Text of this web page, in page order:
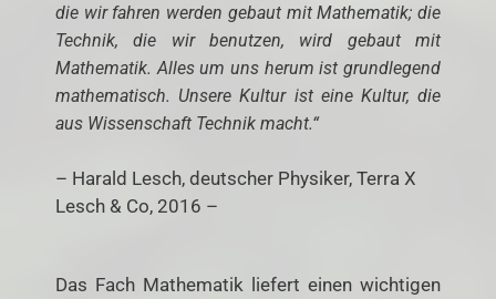
die wir fahren werden gebaut mit Mathematik; die
Technik, die wir benutzen, wird gebaut mit
Mathematik. Alles um uns herum ist grundlegend
mathematisch. Unsere Kultur ist eine Kultur, die
aus Wissenschaft Technik macht.“
– Harald Lesch, deutscher Physiker, Terra X
Lesch & Co, 2016 –
Das Fach Mathematik liefert einen wichtigen